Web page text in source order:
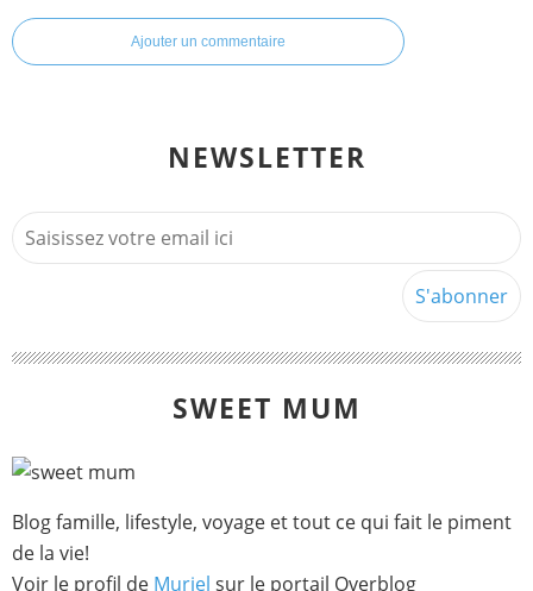
Ajouter un commentaire
NEWSLETTER
SWEET MUM
Blog famille, lifestyle, voyage et tout ce qui fait le piment
de la vie!
Voir le profil de Muriel sur le portail Overblog